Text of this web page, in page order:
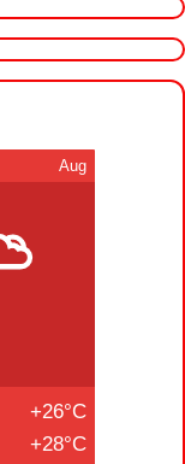
Aug
+26°C
+28°C